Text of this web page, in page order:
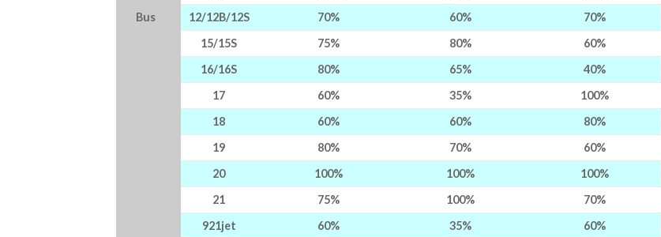
Bus
12/12B/12S
70% 60%
70%
15/15S
75% 80%
60%
16/16S
80% 65%
40%
17
60% 35%
100%
18
60% 60%
80%
19
80% 70%
60%
20
100% 100%
100%
21
75% 100%
70%
921jet
60% 35%
60%